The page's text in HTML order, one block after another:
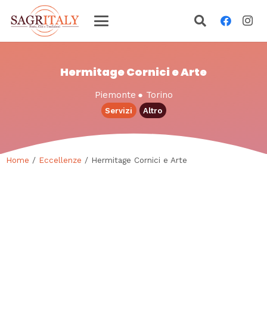
Hermitage Cornici e Arte
Piemonte ● Torino
Servizi Altro
Home / Eccellenze / Hermitage Cornici e Arte